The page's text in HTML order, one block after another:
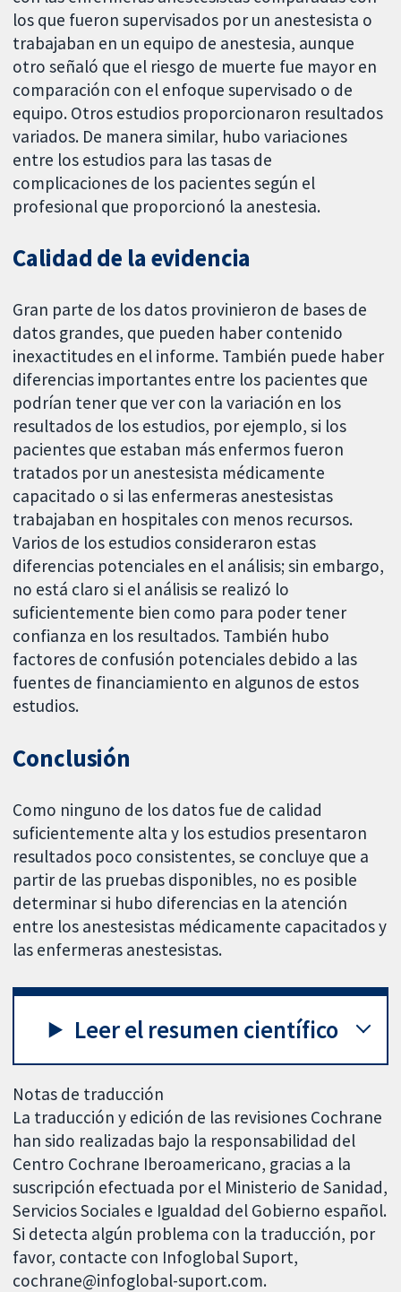
los que fueron supervisados por un anestesista o
trabajaban en un equipo de anestesia, aunque
otro señaló que el riesgo de muerte fue mayor en
comparación con el enfoque supervisado o de
equipo. Otros estudios proporcionaron resultados
variados. De manera similar, hubo variaciones
entre los estudios para las tasas de
complicaciones de los pacientes según el
profesional que proporcionó la anestesia.
Calidad de la evidencia
Gran parte de los datos provinieron de bases de
datos grandes, que pueden haber contenido
inexactitudes en el informe. También puede haber
diferencias importantes entre los pacientes que
podrían tener que ver con la variación en los
resultados de los estudios, por ejemplo, si los
pacientes que estaban más enfermos fueron
tratados por un anestesista médicamente
capacitado o si las enfermeras anestesistas
trabajaban en hospitales con menos recursos.
Varios de los estudios consideraron estas
diferencias potenciales en el análisis; sin embargo,
no está claro si el análisis se realizó lo
suficientemente bien como para poder tener
confianza en los resultados. También hubo
factores de confusión potenciales debido a las
fuentes de financiamiento en algunos de estos
estudios.
Conclusión
Como ninguno de los datos fue de calidad
suficientemente alta y los estudios presentaron
resultados poco consistentes, se concluye que a
partir de las pruebas disponibles, no es posible
determinar si hubo diferencias en la atención
entre los anestesistas médicamente capacitados y
las enfermeras anestesistas.
Leer el resumen científico
Notas de traducción
La traducción y edición de las revisiones Cochrane
han sido realizadas bajo la responsabilidad del
Centro Cochrane Iberoamericano, gracias a la
suscripción efectuada por el Ministerio de Sanidad,
Servicios Sociales e Igualdad del Gobierno español.
Si detecta algún problema con la traducción, por
favor, contacte con Infoglobal Suport,
cochrane@infoglobal-suport.com.